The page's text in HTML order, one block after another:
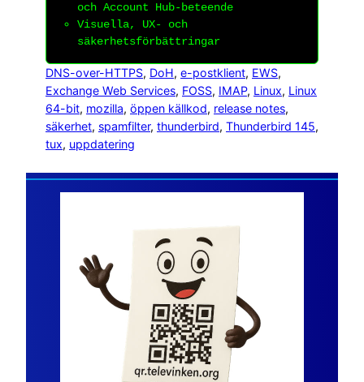
och Account Hub-beteende
Visuella, UX- och
säkerhetsförbättringar
DNS-over-HTTPS, DoH, e-postklient, EWS
Exchange Web Services, FOSS, IMAP, Linux, Linux
64-bit, mozilla, öppen källkod, release notes
säkerhet, spamfilter, thunderbird, Thunderbird 145
tux, uppdatering